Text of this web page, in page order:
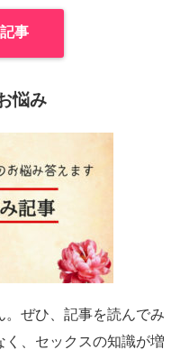
事
悩み
。ぜひ、記事を読んでみ
く、セックスの知識が増